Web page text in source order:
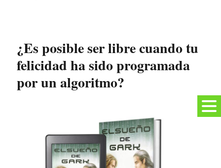
¿Es posible ser libre cuando tu
felicidad ha sido programada
por un algoritmo?